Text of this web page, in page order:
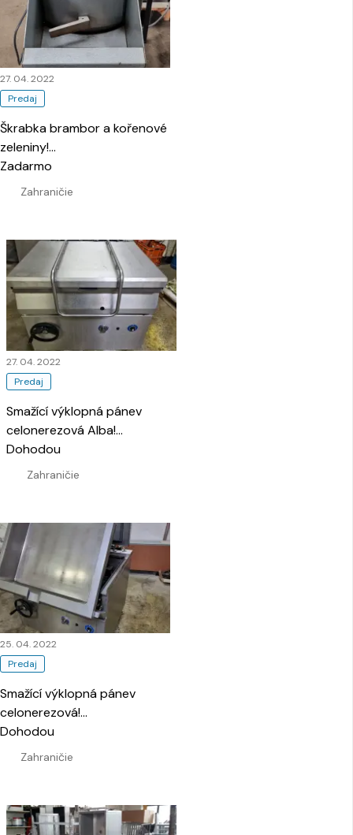
Predaj
27. 04. 2022
Škrabka brambor a kořenové
zeleniny!…
Zahraničie
Zadarmo
Predaj
27. 04. 2022
Smažící výklopná pánev
celonerezová Alba!…
Zahraničie
Dohodou
Predaj
25. 04. 2022
Smažící výklopná pánev
celonerezová!…
Zahraničie
Dohodou